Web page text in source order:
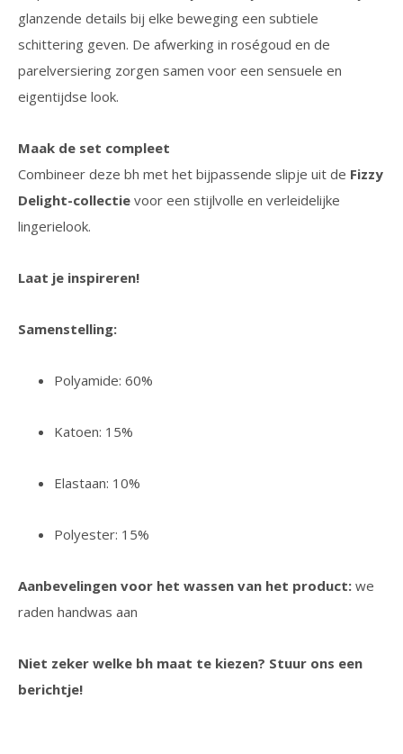
glanzende details bij elke beweging een subtiele
schittering geven. De afwerking in roségoud en de
parelversiering zorgen samen voor een sensuele en
eigentijdse look.
Maak de set compleet
Combineer deze bh met het bijpassende slipje uit de Fizzy
Delight-collectie voor een stijlvolle en verleidelijke
lingerielook.
Laat je inspireren!
Samenstelling:
Polyamide: 60%
Katoen: 15%
Elastaan: 10%
Polyester: 15%
Aanbevelingen voor het wassen van het product: we
raden handwas aan
Niet zeker welke bh maat te kiezen? Stuur ons een
berichtje!